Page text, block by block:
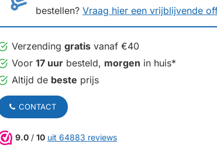
bestellen? Vraag hier een vrijblijvende
Verzending gratis vanaf €40
Voor 17 uur besteld, morgen in huis*
Altijd de beste prijs
CONTACT
9.0 / 10 uit 64883 reviews